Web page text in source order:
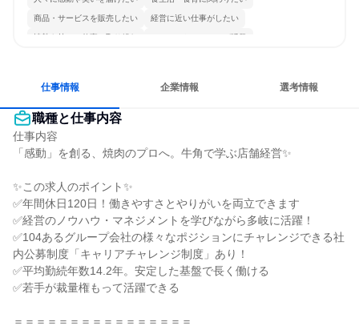
商品・サービスを販売したい 経営に近い仕事がしたい
情熱を持って仕事に取り組む コミュニケーションが活発
仕事情報 企業情報 選考情報
職種と仕事内容
仕事内容
「感動」を創る、焼肉のプロへ。牛角で学ぶ店舗経営✨
✨この求人のポイント✨
✅年間休日120日！働きやすさとやりがいを両立できます
✅経営のノウハウ・マネジメントを学びながら多岐に活躍！
✅104あるグループ会社の様々なポジションにチャレンジできる社
内公募制度「キャリアチャレンジ制度」あり！
✅平均勤続年数14.2年。安定した基盤で長く働ける
✅若手が裁量権もって活躍できる
＝＝＝＝＝＝＝＝＝＝＝＝＝＝＝＝